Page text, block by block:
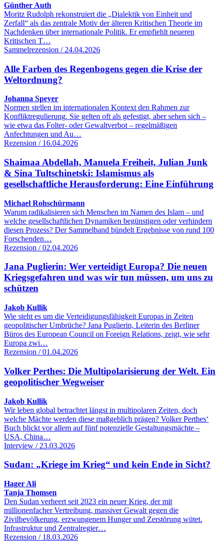
Günther Auth
Moritz Rudolph rekonstruiert die „Dialektik von Einheit und
Zerfall“ als das zentrale Motiv der älteren Kritischen Theorie im
Nachdenken über internationale Politik. Er empfiehlt neueren
Kritischen T…
Sammelrezension / 24.04.2026
Alle Farben des Regenbogens gegen die Krise der
Weltordnung?
Johanna Speyer
Normen stellen im internationalen Kontext den Rahmen zur
Konfliktregulierung. Sie gelten oft als gefestigt, aber sehen sich –
wie etwa das Folter- oder Gewaltverbot – regelmäßigen
Anfechtungen und Au…
Rezension / 16.04.2026
Shaimaa Abdellah, Manuela Freiheit, Julian Junk
& Sina Tultschinetski: Islamismus als
gesellschaftliche Herausforderung: Eine Einführung
Michael Rohschürmann
Warum radikalisieren sich Menschen im Namen des Islam – und
welche gesellschaftlichen Dynamiken begünstigen oder verhindern
diesen Prozess? Der Sammelband bündelt Ergebnisse von rund 100
Forschenden…
Rezension / 02.04.2026
Jana Puglierin: Wer verteidigt Europa? Die neuen
Kriegsgefahren und was wir tun müssen, um uns zu
schützen
Jakob Kullik
Wie steht es um die Verteidigungsfähigkeit Europas in Zeiten
geopolitischer Umbrüche? Jana Puglierin, Leiterin des Berliner
Büros des European Council on Foreign Relations, zeigt, wie sehr
Europa zwi…
Rezension / 01.04.2026
Volker Perthes: Die Multipolarisierung der Welt. Ein
geopolitischer Wegweiser
Jakob Kullik
Wir leben global betrachtet längst in multipolaren Zeiten, doch
welche Mächte werden diese maßgeblich prägen? Volker Perthes‘
Buch blickt vor allem auf fünf potenzielle Gestaltungsmächte –
USA, China…
Interview / 23.03.2026
Sudan: „Kriege im Krieg“ und kein Ende in Sicht?
Hager Ali
Tanja Thomsen
Den Sudan verheert seit 2023 ein neuer Krieg, der mit
millionenfacher Vertreibung, massiver Gewalt gegen die
Zivilbevölkerung, erzwungenem Hunger und Zerstörung wütet.
Infrastruktur und Zentralregier…
Rezension / 18.03.2026